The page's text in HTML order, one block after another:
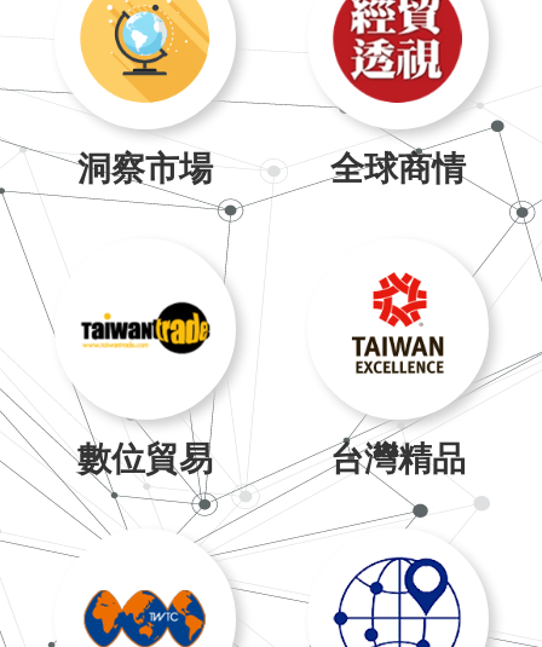
洞察市場 全球商情
數位貿易 台灣精品